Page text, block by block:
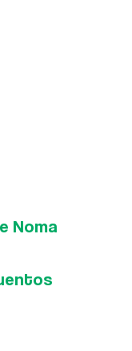
Noma